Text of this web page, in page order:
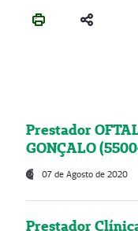
Prestador
GONÇALO
07 de Agosto de 2020
Prestador